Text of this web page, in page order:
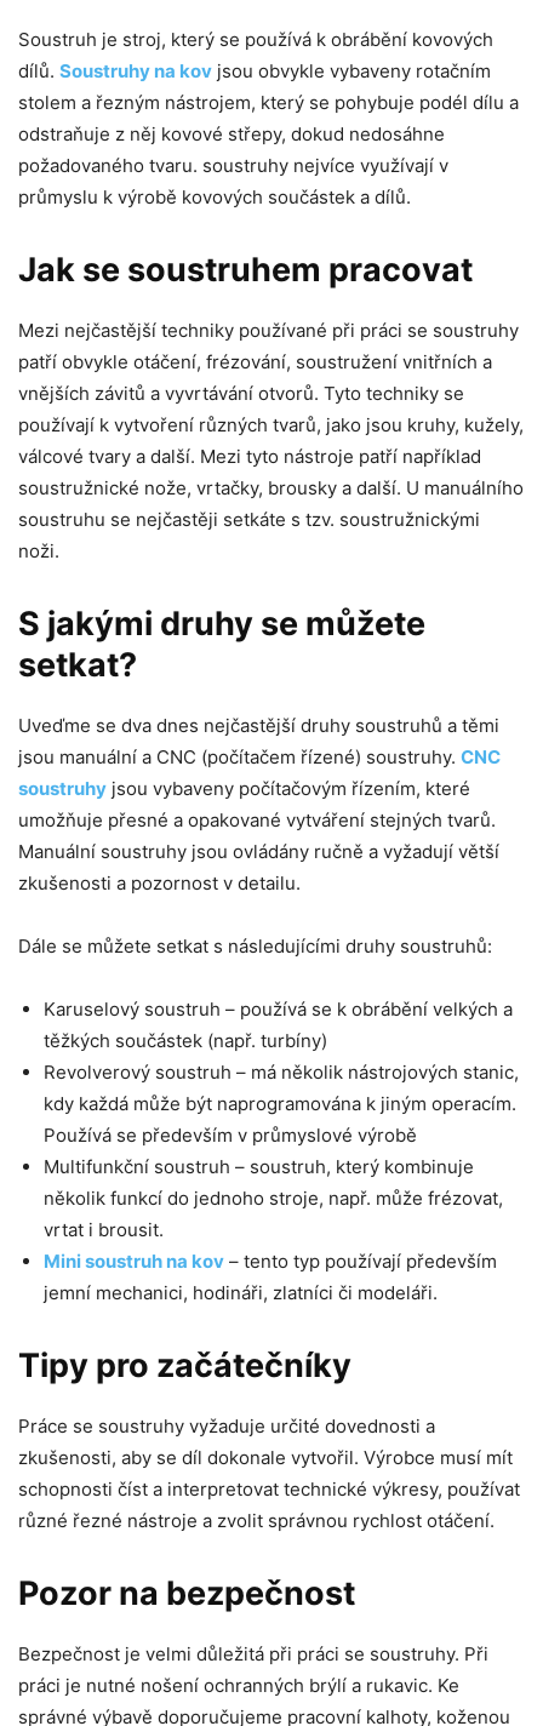
Soustruh je stroj, který se používá k obrábění kovových
dílů. Soustruhy na kov jsou obvykle vybaveny rotačním
stolem a řezným nástrojem, který se pohybuje podél dílu a
odstraňuje z něj kovové střepy, dokud nedosáhne
požadovaného tvaru. soustruhy nejvíce využívají v
průmyslu k výrobě kovových součástek a dílů.
Jak se soustruhem pracovat
Mezi nejčastější techniky používané při práci se soustruhy
patří obvykle otáčení, frézování, soustružení vnitřních a
vnějších závitů a vyvrtávání otvorů. Tyto techniky se
používají k vytvoření různých tvarů, jako jsou kruhy, kužely,
válcové tvary a další. Mezi tyto nástroje patří například
soustružnické nože, vrtačky, brousky a další. U manuálního
soustruhu se nejčastěji setkáte s tzv. soustružnickými
noži.
S jakými druhy se můžete
setkat?
Uveďme se dva dnes nejčastější druhy soustruhů a těmi
jsou manuální a CNC (počítačem řízené) soustruhy. CNC
soustruhy jsou vybaveny počítačovým řízením, které
umožňuje přesné a opakované vytváření stejných tvarů.
Manuální soustruhy jsou ovládány ručně a vyžadují větší
zkušenosti a pozornost v detailu.
Dále se můžete setkat s následujícími druhy soustruhů:
Karuselový soustruh – používá se k obrábění velkých a
těžkých součástek (např. turbíny)
Revolverový soustruh – má několik nástrojových stanic,
kdy každá může být naprogramována k jiným operacím.
Používá se především v průmyslové výrobě
Multifunkční soustruh – soustruh, který kombinuje
několik funkcí do jednoho stroje, např. může frézovat,
vrtat i brousit.
Mini soustruh na kov – tento typ používají především
jemní mechanici, hodináři, zlatníci či modeláři.
Tipy pro začátečníky
Práce se soustruhy vyžaduje určité dovednosti a
zkušenosti, aby se díl dokonale vytvořil. Výrobce musí mít
schopnosti číst a interpretovat technické výkresy, používat
různé řezné nástroje a zvolit správnou rychlost otáčení.
Pozor na bezpečnost
Bezpečnost je velmi důležitá při práci se soustruhy. Při
práci je nutné nošení ochranných brýlí a rukavic. Ke
správné výbavě doporučujeme pracovní kalhoty, koženou